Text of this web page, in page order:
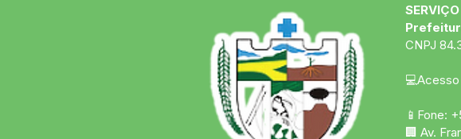
CNPJ
📱Fone:
🏢 Av.